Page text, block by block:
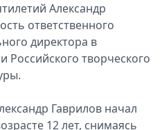
Александр
ответственного
директора в
Российского творческого
Гаврилов начал
12 лет, снимаясь